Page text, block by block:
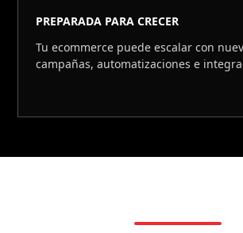
PREPARADA PARA CRECER
Tu ecommerce puede escalar con
campañas, automatizaciones e